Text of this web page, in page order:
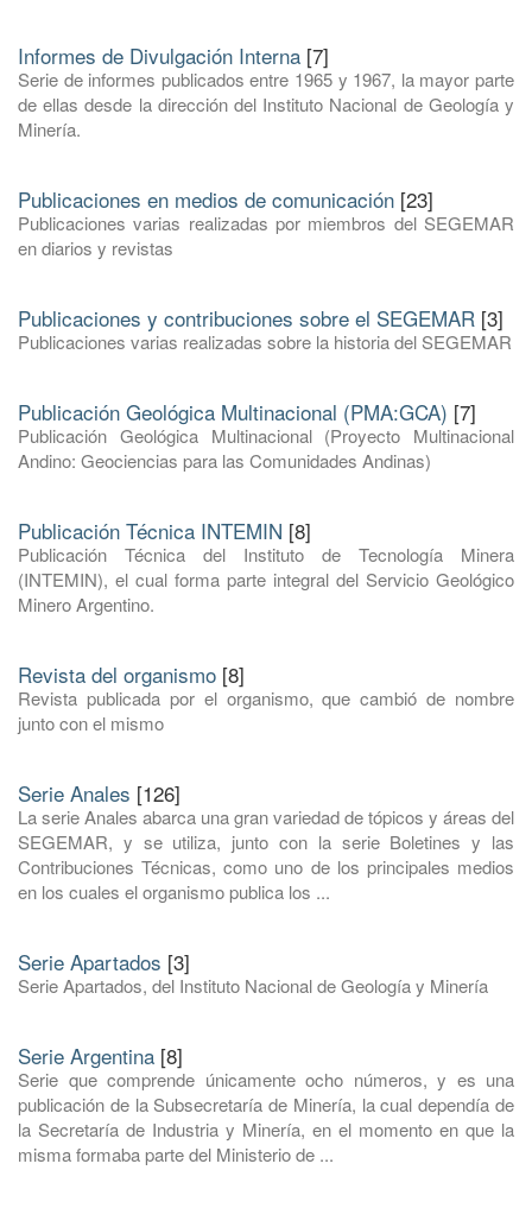
Informes de Divulgación Interna [7]
Serie de informes publicados entre 1965 y 1967, la mayor parte
de ellas desde la dirección del Instituto Nacional de Geología y
Minería.
Publicaciones en medios de comunicación [23]
Publicaciones varias realizadas por miembros del SEGEMAR
en diarios y revistas
Publicaciones y contribuciones sobre el SEGEMAR [3]
Publicaciones varias realizadas sobre la historia del SEGEMAR
Publicación Geológica Multinacional (PMA:GCA) [7]
Publicación Geológica Multinacional (Proyecto Multinacional
Andino: Geociencias para las Comunidades Andinas)
Publicación Técnica INTEMIN [8]
Publicación Técnica del Instituto de Tecnología Minera
(INTEMIN), el cual forma parte integral del Servicio Geológico
Minero Argentino.
Revista del organismo [8]
Revista publicada por el organismo, que cambió de nombre
junto con el mismo
Serie Anales [126]
La serie Anales abarca una gran variedad de tópicos y áreas del
SEGEMAR, y se utiliza, junto con la serie Boletines y las
Contribuciones Técnicas, como uno de los principales medios
en los cuales el organismo publica los ...
Serie Apartados [3]
Serie Apartados, del Instituto Nacional de Geología y Minería
Serie Argentina [8]
Serie que comprende únicamente ocho números, y es una
publicación de la Subsecretaría de Minería, la cual dependía de
la Secretaría de Industria y Minería, en el momento en que la
misma formaba parte del Ministerio de ...